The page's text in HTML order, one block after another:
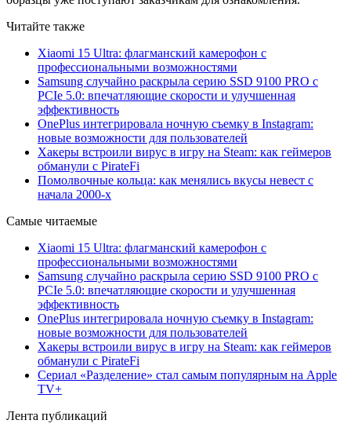
Читайте также
Xiaomi 15 Ultra: флагманский камерофон с
профессиональными возможностями
Samsung случайно раскрыла серию SSD 9100 PRO с
PCIe 5.0: впечатляющие скорости и улучшенная
эффективность
OnePlus интегрировала ночную съемку в Instagram:
новые возможности для пользователей
Хакеры встроили вирус в игру на Steam: как геймеров
обманули с PirateFi
Помолвочные кольца: как менялись вкусы невест с
начала 2000-х
Самые читаемые
Xiaomi 15 Ultra: флагманский камерофон с
профессиональными возможностями
Samsung случайно раскрыла серию SSD 9100 PRO с
PCIe 5.0: впечатляющие скорости и улучшенная
эффективность
OnePlus интегрировала ночную съемку в Instagram:
новые возможности для пользователей
Хакеры встроили вирус в игру на Steam: как геймеров
обманули с PirateFi
Сериал «Разделение» стал самым популярным на Apple
TV+
Лента публикаций